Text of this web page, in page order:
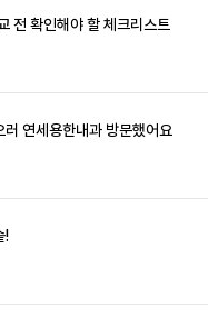
전 확인해야 할 체크리스트
러 연세용한내과 방문했어요
!